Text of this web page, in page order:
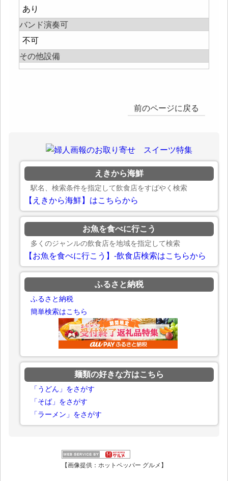
あり
バンド演奏可
不可
その他設備
前のページに戻る
えきから海鮮
駅名、検索条件を指定して飲食店をすばやく検索
【えきから海鮮】はこちらから
お魚を食べに行こう
多くのジャンルの飲食店を地域を指定して検索
【お魚を食べに行こう】-飲食店検索はこちらから
ふるさと納税
ふるさと納税
簡単検索はこちら
麺類の好きな方はこちら
「うどん」をさがす
「そば」をさがす
「ラーメン」をさがす
【画像提供：ホットペッパー グルメ】